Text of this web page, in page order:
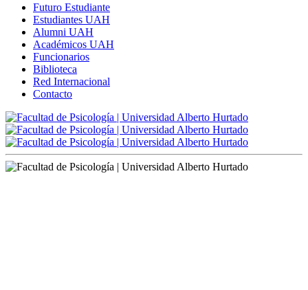
Futuro Estudiante
Estudiantes UAH
Alumni UAH
Académicos UAH
Funcionarios
Biblioteca
Red Internacional
Contacto